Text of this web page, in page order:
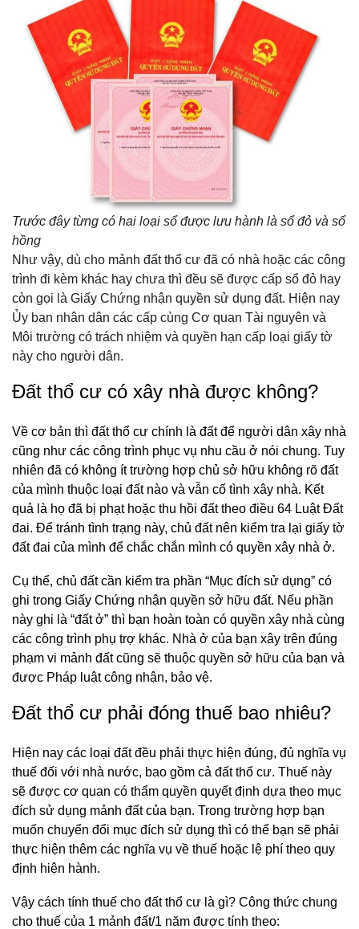
Trước đây từng có hai loại sổ được lưu hành là sổ đỏ và sổ
hồng
Như vậy, dù cho mảnh đất thổ cư đã có nhà hoặc các công
trình đi kèm khác hay chưa thì đều sẽ được cấp sổ đỏ hay
còn gọi là Giấy Chứng nhận quyền sử dụng đất. Hiện nay
Ủy ban nhân dân các cấp cùng Cơ quan Tài nguyên và
Môi trường có trách nhiệm và quyền hạn cấp loại giấy tờ
này cho người dân.
Đất thổ cư có xây nhà được không?
Về cơ bản thì đất thổ cư chính là đất để người dân xây nhà
cũng như các công trình phục vụ nhu cầu ở nói chung. Tuy
nhiên đã có không ít trường hợp chủ sở hữu không rõ đất
của mình thuộc loại đất nào và vẫn cố tình xây nhà. Kết
quả là họ đã bị phạt hoặc thu hồi đất theo điều 64 Luật Đất
đai. Để tránh tình trạng này, chủ đất nên kiểm tra lại giấy tờ
đất đai của mình để chắc chắn mình có quyền xây nhà ở.
Cụ thể, chủ đất cần kiểm tra phần “Mục đích sử dụng” có
ghi trong Giấy Chứng nhận quyền sở hữu đất. Nếu phần
này ghi là “đất ở” thì bạn hoàn toàn có quyền xây nhà cùng
các công trình phụ trợ khác. Nhà ở của bạn xây trên đúng
phạm vi mảnh đất cũng sẽ thuộc quyền sở hữu của bạn và
được Pháp luật công nhận, bảo vệ.
Đất thổ cư phải đóng thuế bao nhiêu?
Hiện nay các loại đất đều phải thực hiện đúng, đủ nghĩa vụ
thuế đối với nhà nước, bao gồm cả đất thổ cư. Thuế này
sẽ được cơ quan có thẩm quyền quyết định dựa theo mục
đích sử dụng mảnh đất của bạn. Trong trường hợp bạn
muốn chuyển đổi mục đích sử dụng thì có thể bạn sẽ phải
thực hiện thêm các nghĩa vụ về thuế hoặc lệ phí theo quy
định hiện hành.
Vậy cách tính thuế cho đất thổ cư là gì? Công thức chung
cho thuế của 1 mảnh đất/1 năm được tính theo: